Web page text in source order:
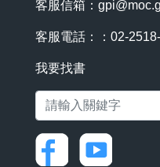
客服信箱：
客服電話：：02-
我要找書